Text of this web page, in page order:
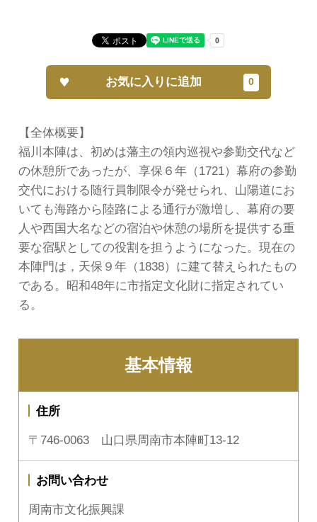
【全体概要】
福川本陣は、初めは藩主の領内巡視や参勤交代など
の休憩所であったが、享保６年（1721）幕府の参勤
交代における随行員制限令が発せられ、山陽道にお
いても海路から陸路による通行が激増し、幕府の要
人や西国大名などの宿泊や休憩の場所を提供する重
要な宿駅としての役割を担うようになった。現在の
本陣門は，天保９年（1838）に建て替えられたもの
である。昭和48年に市指定文化財に指定されてい
る。
お気に入りに追加
基本情報
住所
〒746-0063 山口県周南市本陣町13-12
お問い合わせ
周南市文化振興課